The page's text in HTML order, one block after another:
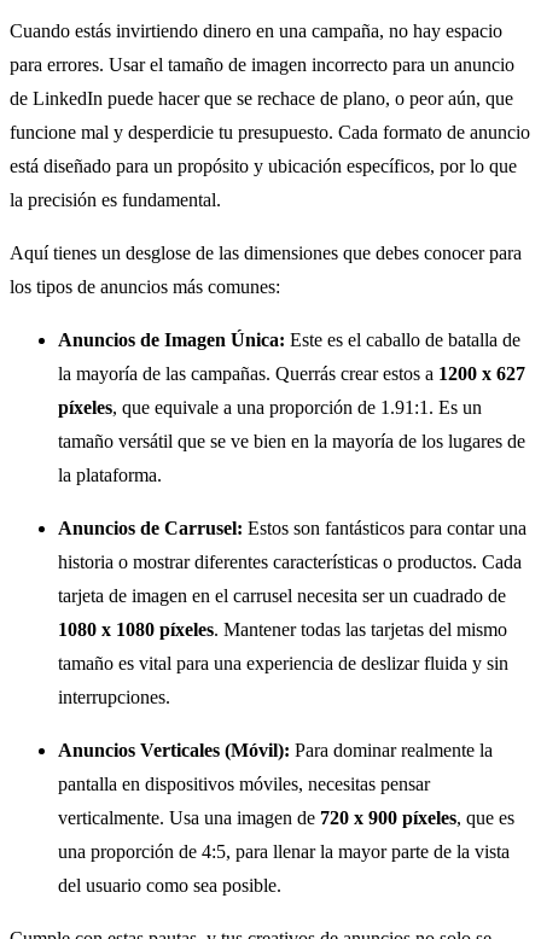
Cuando estás invirtiendo dinero en una campaña, no hay espacio
para errores. Usar el tamaño de imagen incorrecto para un anuncio
de LinkedIn puede hacer que se rechace de plano, o peor aún, que
funcione mal y desperdicie tu presupuesto. Cada formato de anuncio
está diseñado para un propósito y ubicación específicos, por lo que
la precisión es fundamental.
Aquí tienes un desglose de las dimensiones que debes conocer para
los tipos de anuncios más comunes:
Anuncios de Imagen Única: Este es el caballo de batalla de
la mayoría de las campañas. Querrás crear estos a 1200 x 627
píxeles, que equivale a una proporción de 1.91:1. Es un
tamaño versátil que se ve bien en la mayoría de los lugares de
la plataforma.
Anuncios de Carrusel: Estos son fantásticos para contar una
historia o mostrar diferentes características o productos. Cada
tarjeta de imagen en el carrusel necesita ser un cuadrado de
1080 x 1080 píxeles. Mantener todas las tarjetas del mismo
tamaño es vital para una experiencia de deslizar fluida y sin
interrupciones.
Anuncios Verticales (Móvil): Para dominar realmente la
pantalla en dispositivos móviles, necesitas pensar
verticalmente. Usa una imagen de 720 x 900 píxeles, que es
una proporción de 4:5, para llenar la mayor parte de la vista
del usuario como sea posible.